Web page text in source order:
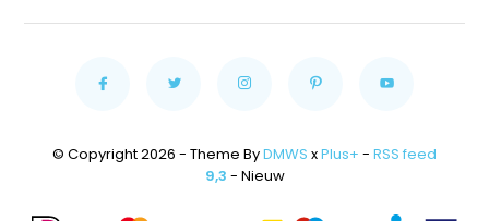
© Copyright 2026 - Theme ByDMWS xPlus+ - RSS feed
9,3 - Nieuw